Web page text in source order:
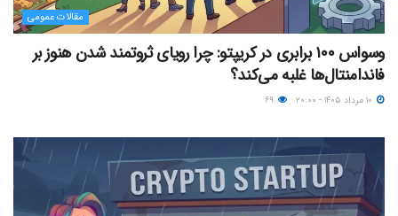
مقالات عمومی
وسواس ۱۰۰ برابری در کریپتو: چرا رویای ثروتمند شدن هنوز بر
فاندامنتال‌ها غلبه می‌کند؟